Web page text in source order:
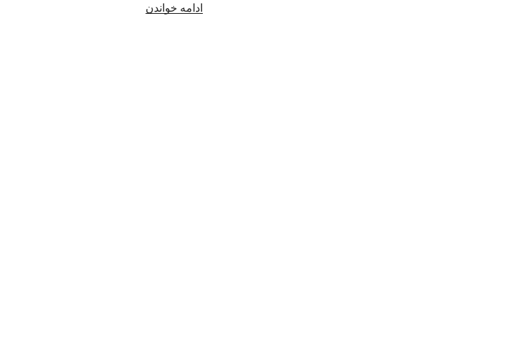
ادامه خواندن“دانلود